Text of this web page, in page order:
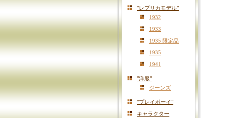
"レプリカモデル"
1932
1933
1935 限定品
1935
1941
"洋服"
ジーンズ
"プレイボーイ"
キャラクター